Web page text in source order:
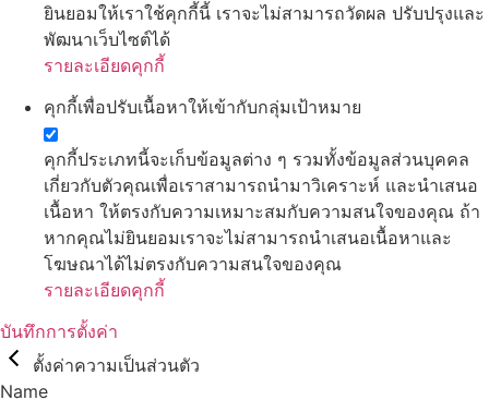
ยินยอมให้เราใช้คุกกี้นี้ เราจะไม่สามารถวัดผล ปรับปรุงและ
พัฒนาเว็บไซต์ได้
รายละเอียดคุกกี้
คุกกี้เพื่อปรับเนื้อหาให้เข้ากับกลุ่มเป้าหมาย
คุกกี้ประเภทนี้จะเก็บข้อมูลต่าง ๆ รวมทั้งข้อมูลส่วนบุคคล
เกี่ยวกับตัวคุณเพื่อเราสามารถนำมาวิเคราะห์ และนำเสนอ
เนื้อหา ให้ตรงกับความเหมาะสมกับความสนใจของคุณ ถ้า
หากคุณไม่ยินยอมเราจะไม่สามารถนำเสนอเนื้อหาและ
โฆษณาได้ไม่ตรงกับความสนใจของคุณ
รายละเอียดคุกกี้
บันทึกการตั้งค่า
ตั้งค่าความเป็นส่วนตัว
Name